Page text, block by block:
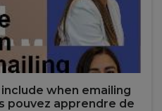
when emailing
pouvez apprendre de